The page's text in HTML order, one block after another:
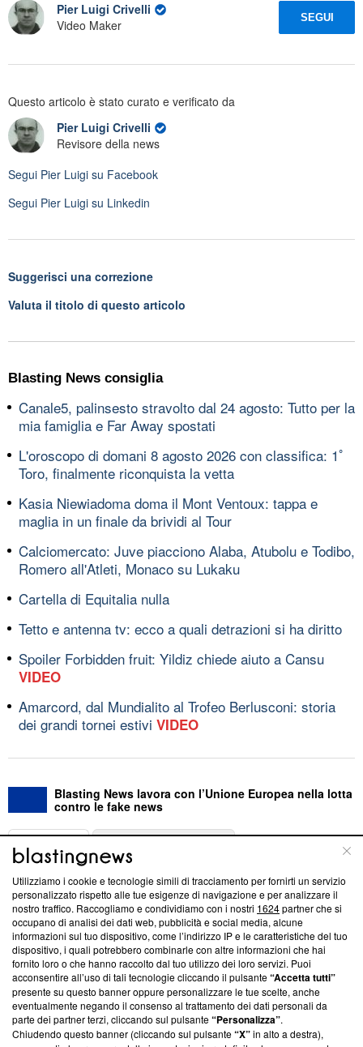
Pier Luigi Crivelli
Video Maker
SEGUI
Questo articolo è stato curato e verificato da
Pier Luigi Crivelli
Revisore della news
Segui Pier Luigi su Facebook
Segui Pier Luigi su Linkedin
Suggerisci una correzione
Valuta il titolo di questo articolo
Blasting News consiglia
Canale5, palinsesto stravolto dal 24 agosto: Tutto per la
mia famiglia e Far Away spostati
L'oroscopo di domani 8 agosto 2026 con classifica: 1ﾟ
Toro, finalmente riconquista la vetta
Kasia Niewiadoma doma il Mont Ventoux: tappa e
maglia in un finale da brividi al Tour
Calciomercato: Juve piacciono Alaba, Atubolu e Todibo,
Romero all'Atleti, Monaco su Lukaku
Cartella di Equitalia nulla
Tetto e antenna tv: ecco a quali detrazioni si ha diritto
Spoiler Forbidden fruit: Yildiz chiede aiuto a Cansu
VIDEO
Amarcord, dal Mundialito al Trofeo Berlusconi: storia
dei grandi tornei estivi VIDEO
Blasting News lavora con l’Unione Europea nella lotta
contro le fake news
ABOUT
Questa sezione offre informazioni trasparenti su Blasting
News, sui nostri processi editoriali e su come ci impegniamo a
creare news di qualità. Inoltre, afferma la nostra aderenza a
‘Trust Project - News with Integrity’Blasting News non è
ancora membro del programma, ma ha richiesto di farne
parte; Trust Project non ha ancora effettuato una verifica di
conformità agli standard.
Su di noi
Utilizziamo i cookie e tecnologie simili di tracciamento per fornirti un servizio
personalizzato rispetto alle tue esigenze di navigazione e per analizzare il
nostro traffico. Raccogliamo e condividiamo con i nostri 1624partner che si
occupano di analisi dei dati web, pubblicità e social media, alcune
informazioni sul tuo dispositivo, come l’indirizzo IP e le caratteristiche del tuo
dispositivo, i quali potrebbero combinarle con altre informazioni che hai
fornito loro o che hanno raccolto dal tuo utilizzo dei loro servizi. Puoi
acconsentire all’uso di tali tecnologie cliccando il pulsante“Accetta tutti”
presente su questo banner oppure personalizzare le tue scelte, anche
eventualmente negando il consenso al trattamento dei dati personali da
parte dei partner terzi, cliccando sul pulsante“Personalizza”.
Chiudendo questo banner (cliccando sul pulsante“X”in alto a destra),